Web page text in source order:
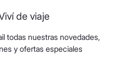
de viaje
todas nuestras novedades,
y ofertas especiales